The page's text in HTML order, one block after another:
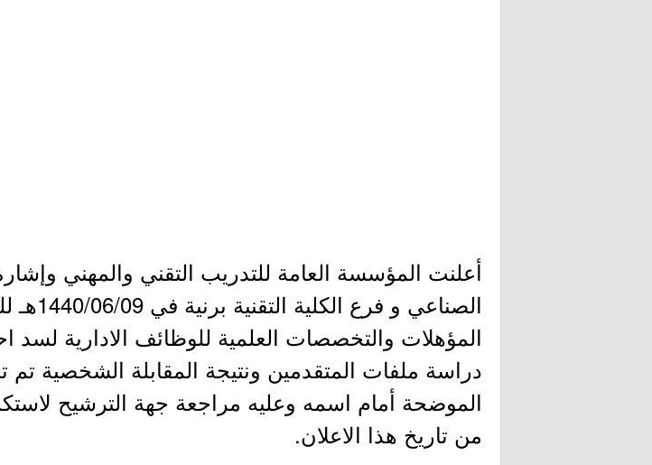
أعلنت المؤسسة العامة للتدريب التقني والمهني
المؤهلات والتخصصات العلمية للوظائف الادارية لسد
دراسة ملفات المتقدمين ونتيجة المقابلة الشخصية
الموضحة أمام اسمه وعليه مراجعة جهة الترشيح
من تاريخ هذا الاعلان.